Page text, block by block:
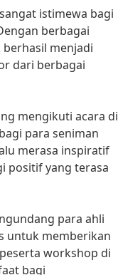
istimewa bagi
berbagai
berhasil menjadi
dari berbagai
mengikuti acara di
para seniman
merasa inspiratif
positif yang terasa
para ahli
untuk memberikan
workshop di
bagi